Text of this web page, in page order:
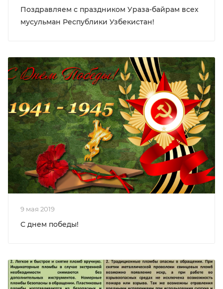
Поздравляем с праздником Ураза-байрам всех
мусульман Республики Узбекистан!
9 мая 2019
С днем победы!